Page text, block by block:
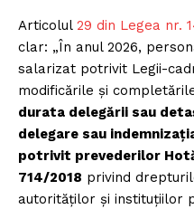
Articolul 29 din Legea nr.
clar: „În anul 2026,
salarizat potrivit Legii-
modificările și
durata delegării sau
delegare sau
potrivit prevederilor
714/2018 privind
autorităților și instituțiilor